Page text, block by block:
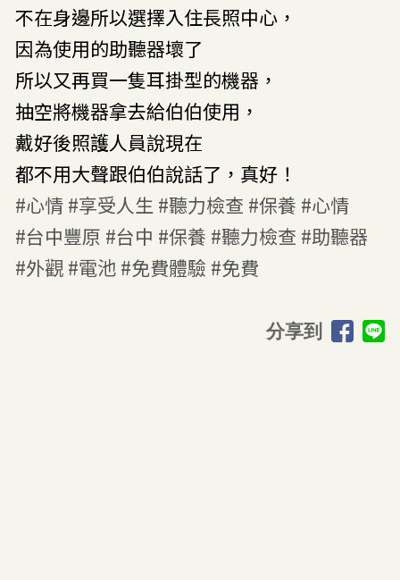
分享到
不在身邊所以選擇入住長照中心，
因為使用的助聽器壞了
所以又再買一隻耳掛型的機器，
抽空將機器拿去給伯伯使用，
戴好後照護人員說現在
都不用大聲跟伯伯說話了，真好！
#心情 #享受人生 #聽力檢查 #保養 #心情
#台中豐原 #台中 #保養 #聽力檢查 #助聽器
#外觀 #電池 #免費體驗 #免費